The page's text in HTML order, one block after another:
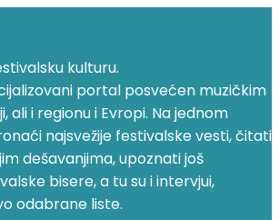
kulturu.
portal posvećen muzičkim
ali i regionu i Evropi. Na jednom
najsvežije festivalske vesti, čitati
dešavanjima, upoznati još
bisere, a tu su i intervjui,
odabrane liste.